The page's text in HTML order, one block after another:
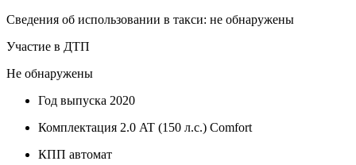
Сведения об использовании в такси: не обнаружены
Участие в ДТП
Не обнаружены
Год выпуска 2020
Комплектация 2.0 AT (150 л.с.) Comfort
КПП автомат